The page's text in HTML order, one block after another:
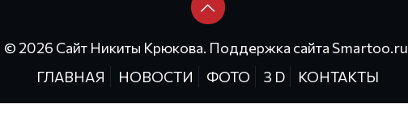
© 2026 Сайт Никиты Крюкова. Поддержка сайта Smartoo.ru
ГЛАВНАЯ
НОВОСТИ ФОТО 3 D КОНТАКТЫ